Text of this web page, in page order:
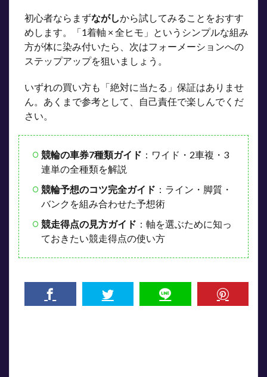
初心者ならまずながしから試してみることをおすす
めします。「1着軸 × 全ヒモ」というシンプルな組み
方が体に染み付いたら、次はフォーメーションへの
ステップアップを狙いましょう。
いずれの買い方も「絶対に当たる」保証はありませ
ん。あくまで参考として、自己責任で楽しんでくだ
さい。
競輪の車券7種類ガイド ：ワイド・2車複・3
連単の全種類を解説
競輪予想のコツ完全ガイド ：ライン・脚質・
バンクを組み合わせた予想術
競走得点の見方ガイド ：軸を選ぶために知っ
ておきたい競走得点の使い方